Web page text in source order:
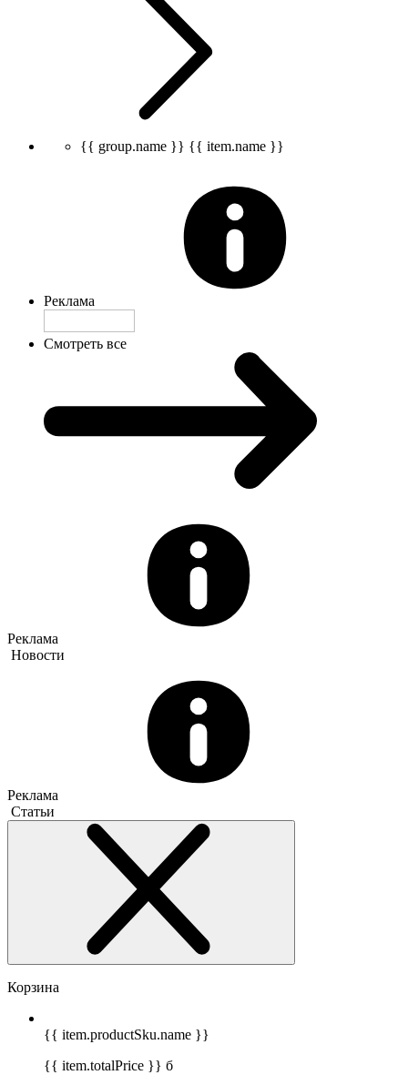
{{ group.name }} {{ item.name }}
Реклама
Смотреть все
Реклама
Новости
Реклама
Статьи
Корзина
{{ item.productSku.name }}
{{ item.totalPrice }} б